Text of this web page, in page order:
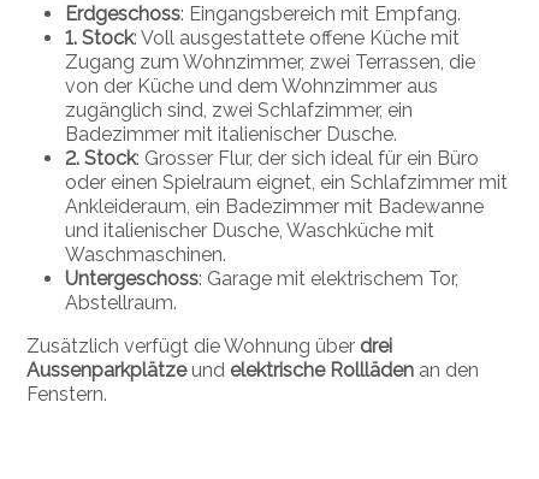
Erdgeschoss: Eingangsbereich mit Empfang.
1. Stock: Voll ausgestattete offene Küche mit
Zugang zum Wohnzimmer, zwei Terrassen, die
von der Küche und dem Wohnzimmer aus
zugänglich sind, zwei Schlafzimmer, ein
Badezimmer mit italienischer Dusche.
2. Stock: Grosser Flur, der sich ideal für ein Büro
oder einen Spielraum eignet, ein Schlafzimmer mit
Ankleideraum, ein Badezimmer mit Badewanne
und italienischer Dusche, Waschküche mit
Waschmaschinen.
Untergeschoss: Garage mit elektrischem Tor,
Abstellraum.
Zusätzlich verfügt die Wohnung über drei
Aussenparkplätzeund elektrische Rollläden an den
Fenstern.